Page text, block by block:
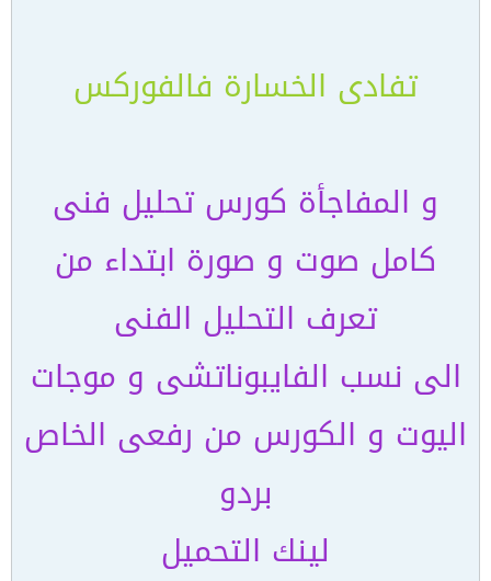
تفادى الخسارة فالفوركس
و المفاجأة كورس تحليل فنى
كامل صوت و صورة ابتداء من
تعرف التحليل الفنى
الى نسب الفايبوناتشى و موجات
اليوت و الكورس من رفعى الخاص
بردو
لينك التحميل